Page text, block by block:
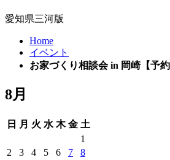
愛知県三河版
Home
イベント
お家づくり相談会 in 岡崎【予約
8月
日 月 火 水 木 金 土
1
2
3 4 5 6 7
8